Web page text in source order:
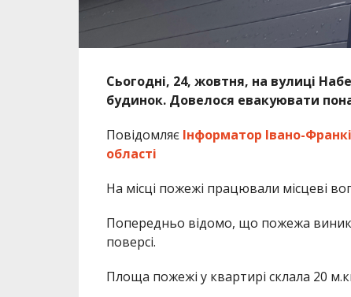
Сьогодні, 24, жовтня, на вулиці
будинок. Довелося евакуювати
ПовідомляєІнформатор Івано-
області
На місці пожежі працювали місцеві
Попередньо відомо, що пожежа
поверсі.
Площа пожежі у квартирі склала 20